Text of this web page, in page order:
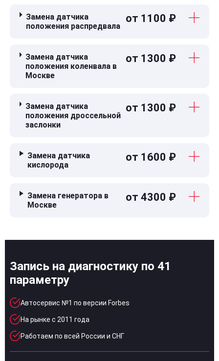
Замена датчика
положения распредвала
от 1100 ₽
Замена датчика
положения коленвала в
Москве
от 1300 ₽
Замена датчика
положения дроссельной
заслонки
от 1300 ₽
Замена датчика
кислорода
от 1600 ₽
Замена генератора в
Москве
от 4300 ₽
Запись на диагностику по 41
параметру
Автосервис №1 по версии Forbes
На рынке с 2011 года
Работаем по всей России и СНГ